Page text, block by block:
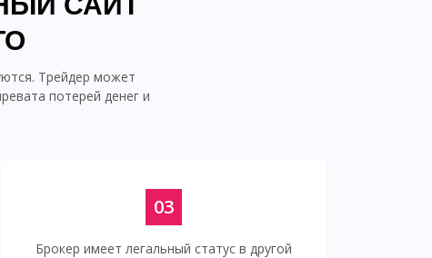
Трейдер может
потерей денег и
03
Брокер имеет легальный статус в другой